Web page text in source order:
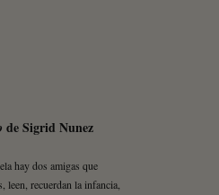
de Sigrid Nunez
hay dos amigas que
leen, recuerdan la infancia,